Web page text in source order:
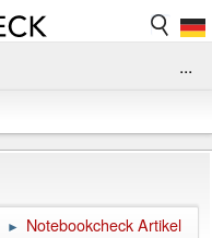
...
► Notebookcheck Artikel